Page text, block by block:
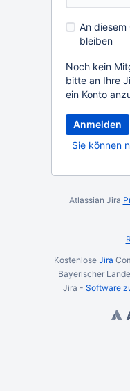
An
bleiben
Noch kein
bitte an Ihre
ein Konto
Anmelden
Sie können
Atlassian Jira
Kostenlose Jira
Bayerischer
Jira - Software